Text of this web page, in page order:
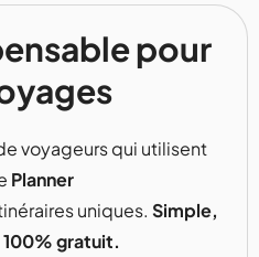
pour
voyageurs qui utilisent
Planner
uniques. Simple,
gratuit.